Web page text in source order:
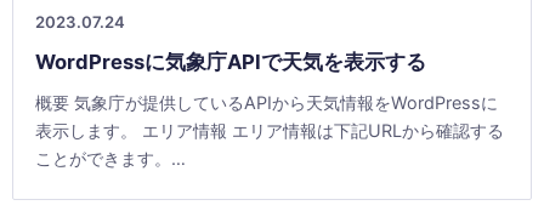
2023.07.24
WordPressに気象庁APIで天気を表示する
概要 気象庁が提供しているAPIから天気情報をWordPressに
表示します。 エリア情報 エリア情報は下記URLから確認する
ことができます。